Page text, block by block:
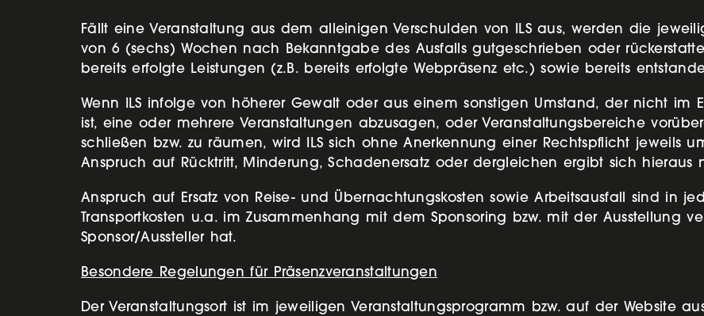
Fällt eine Veranstaltung aus dem alleinigen Verschulden von ILS aus, werden die
von 6 (sechs) Wochen nach Bekanntgabe des Ausfalls gutgeschrieben oder
bereits erfolgte Leistungen (z.B. bereits erfolgte Webpräsenz etc.) sowie bereits
Wenn ILS infolge von höherer Gewalt oder aus einem sonstigen Umstand, der nicht im
ist, eine oder mehrere Veranstaltungen abzusagen, oder Veranstaltungsbereiche
schließen bzw. zu räumen, wird ILS sich ohne Anerkennung einer Rechtspflicht jeweils
Anspruch auf Rücktritt, Minderung, Schadenersatz oder dergleichen ergibt sich hieraus
Anspruch auf Ersatz von Reise- und Übernachtungskosten sowie Arbeitsausfall sind in
Transportkosten u.a. im Zusammenhang mit dem Sponsoring bzw. mit der Ausstellung
Sponsor/Aussteller hat.
Besondere Regelungen für Präsenzveranstaltungen
Der Veranstaltungsort ist im jeweiligen Veranstaltungsprogramm bzw. auf der Website